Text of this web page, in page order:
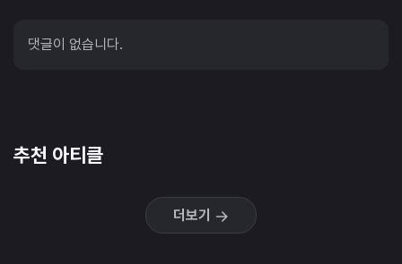
댓글이 없습니다.
추천 아티클
더보기